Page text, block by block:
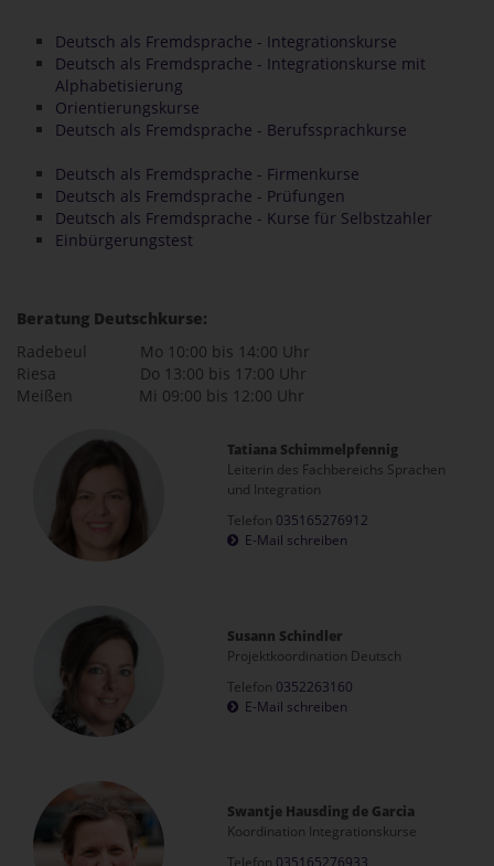
Deutsch als Fremdsprache - Integrationskurse
Deutsch als Fremdsprache - Integrationskurse mit
Alphabetisierung
Orientierungskurse
Deutsch als Fremdsprache - Berufssprachkurse
Deutsch als Fremdsprache - Firmenkurse
Deutsch als Fremdsprache - Prüfungen
Deutsch als Fremdsprache - Kurse für Selbstzahler
Einbürgerungstest
Beratung Deutschkurse:
Radebeul Mo 10:00 bis 14:00 Uhr
Riesa Do 13:00 bis 17:00 Uhr
Meißen Mi 09:00 bis 12:00 Uhr
Tatiana Schimmelpfennig
Leiterin des Fachbereichs Sprachen
und Integration
Telefon 035165276912
E-Mail schreiben
Susann Schindler
Projektkoordination Deutsch
Telefon 0352263160
E-Mail schreiben
Swantje Hausding de Garcia
Koordination Integrationskurse
Telefon 035165276933